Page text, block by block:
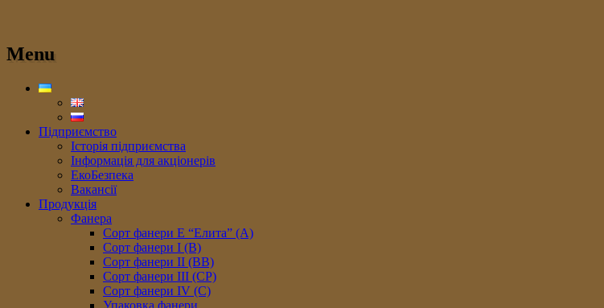
Menu
Підприємство
Історія підприємства
Інформація для акціонерів
ЕкоБезпека
Вакансії
Продукція
Фанера
Сорт фанери E “Елита” (A)
Сорт фанери I (В)
Сорт фанери II (ВB)
Сорт фанери III (CP)
Сорт фанери IV (C)
Упаковка фанери